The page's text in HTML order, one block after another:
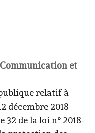
et
relatif à
décembre 2018
de la loi n° 2018-